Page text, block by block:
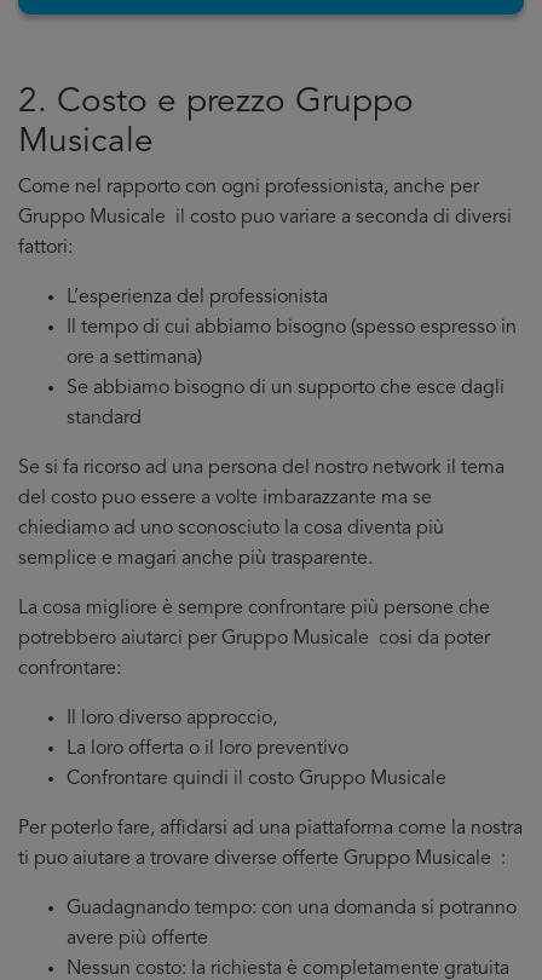
2. Costo e prezzo Gruppo
Musicale
Come nel rapporto con ogni professionista, anche per
Gruppo Musicale il costo puo variare a seconda di diversi
fattori:
L’esperienza del professionista
Il tempo di cui abbiamo bisogno (spesso espresso in
ore a settimana)
Se abbiamo bisogno di un supporto che esce dagli
standard
Se si fa ricorso ad una persona del nostro network il tema
del costo puo essere a volte imbarazzante ma se
chiediamo ad uno sconosciuto la cosa diventa più
semplice e magari anche più trasparente.
La cosa migliore è sempre confrontare più persone che
potrebbero aiutarci per Gruppo Musicale cosi da poter
confrontare:
Il loro diverso approccio,
La loro offerta o il loro preventivo
Confrontare quindi il costo Gruppo Musicale
Per poterlo fare, affidarsi ad una piattaforma come la nostra
ti puo aiutare a trovare diverse offerte Gruppo Musicale :
Guadagnando tempo: con una domanda si potranno
avere più offerte
Nessun costo: la richiesta è completamente gratuita